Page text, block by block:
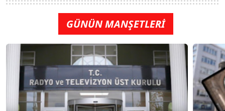
GÜNÜN MANŞETLERİ